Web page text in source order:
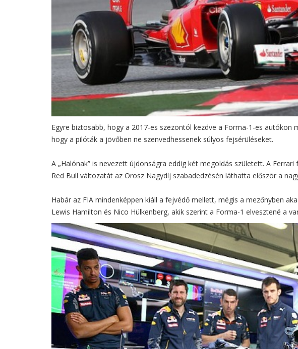
Egyre biztosabb, hogy a 2017-es szezontól kezdve a Forma-1-es
hogy a pilóták a jövőben ne szenvedhessenek súlyos fejsérüléseket.
A „Halónak” is nevezett újdonságra eddig két megoldás született. A
Red Bull változatát az Orosz Nagydíj szabadedzésén láthatta először a
Habár az FIA mindenképpen kiáll a fejvédő mellett, mégis a mezőnyben
Lewis Hamilton és Nico Hülkenberg, akik szerint a Forma-1 elvesztené a